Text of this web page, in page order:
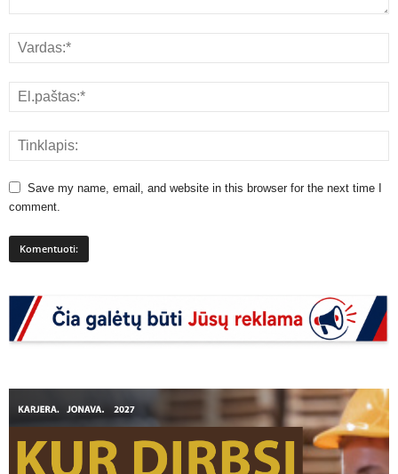
Save my name, email, and website in this browser for the next time I
comment.